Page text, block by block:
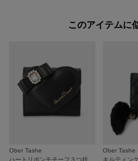
※商品画像はサンプル商品の為、仕様
ます。予めご了承ください。
※光の当たり具合で色味が違って見え
※照明の関係により、実際よりも色味
このアイテムに
Ober Tashe
Ober Tashe